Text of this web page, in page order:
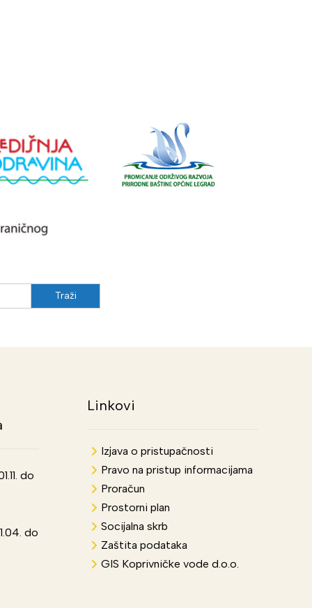
do
do
Linkovi
Izjava o pristupačnosti
Pravo na pristup informacijama
Proračun
Prostorni plan
Socijalna skrb
Zaštita podataka
GIS Koprivničke vode d.o.o.